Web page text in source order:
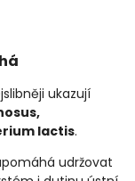
ukazují
lactis.
udržovat